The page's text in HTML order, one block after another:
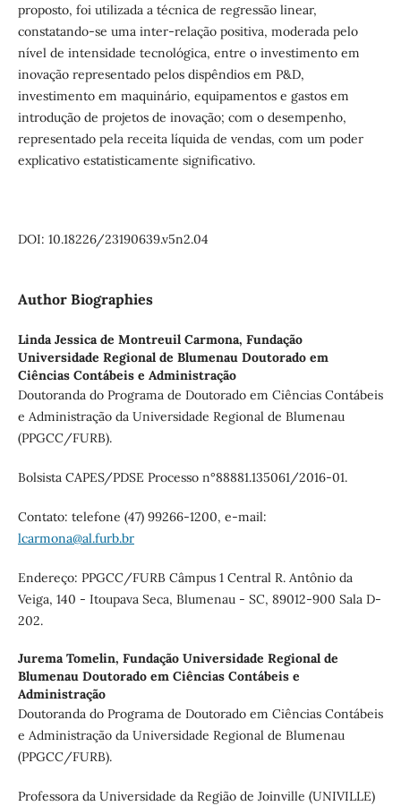
proposto, foi utilizada a técnica de regressão linear,
constatando-se uma inter-relação positiva, moderada pelo
nível de intensidade tecnológica, entre o investimento em
inovação representado pelos dispêndios em P&D,
investimento em maquinário, equipamentos e gastos em
introdução de projetos de inovação; com o desempenho,
representado pela receita líquida de vendas, com um poder
explicativo estatisticamente significativo.
DOI: 10.18226/23190639.v5n2.04
Author Biographies
Linda Jessica de Montreuil Carmona, Fundação
Universidade Regional de Blumenau Doutorado em
Ciências Contábeis e Administração
Doutoranda do Programa de Doutorado em Ciências Contábeis
e Administração da Universidade Regional de Blumenau
(PPGCC/FURB).
Bolsista CAPES/PDSE Processo n°88881.135061/2016-01.
Contato: telefone (47) 99266-1200, e-mail:
lcarmona@al.furb.br
Endereço: PPGCC/FURB Câmpus 1 Central R. Antônio da
Veiga, 140 - Itoupava Seca, Blumenau - SC, 89012-900 Sala D-
202.
Jurema Tomelin, Fundação Universidade Regional de
Blumenau Doutorado em Ciências Contábeis e
Administração
Doutoranda do Programa de Doutorado em Ciências Contábeis
e Administração da Universidade Regional de Blumenau
(PPGCC/FURB).
Professora da Universidade da Região de Joinville (UNIVILLE)